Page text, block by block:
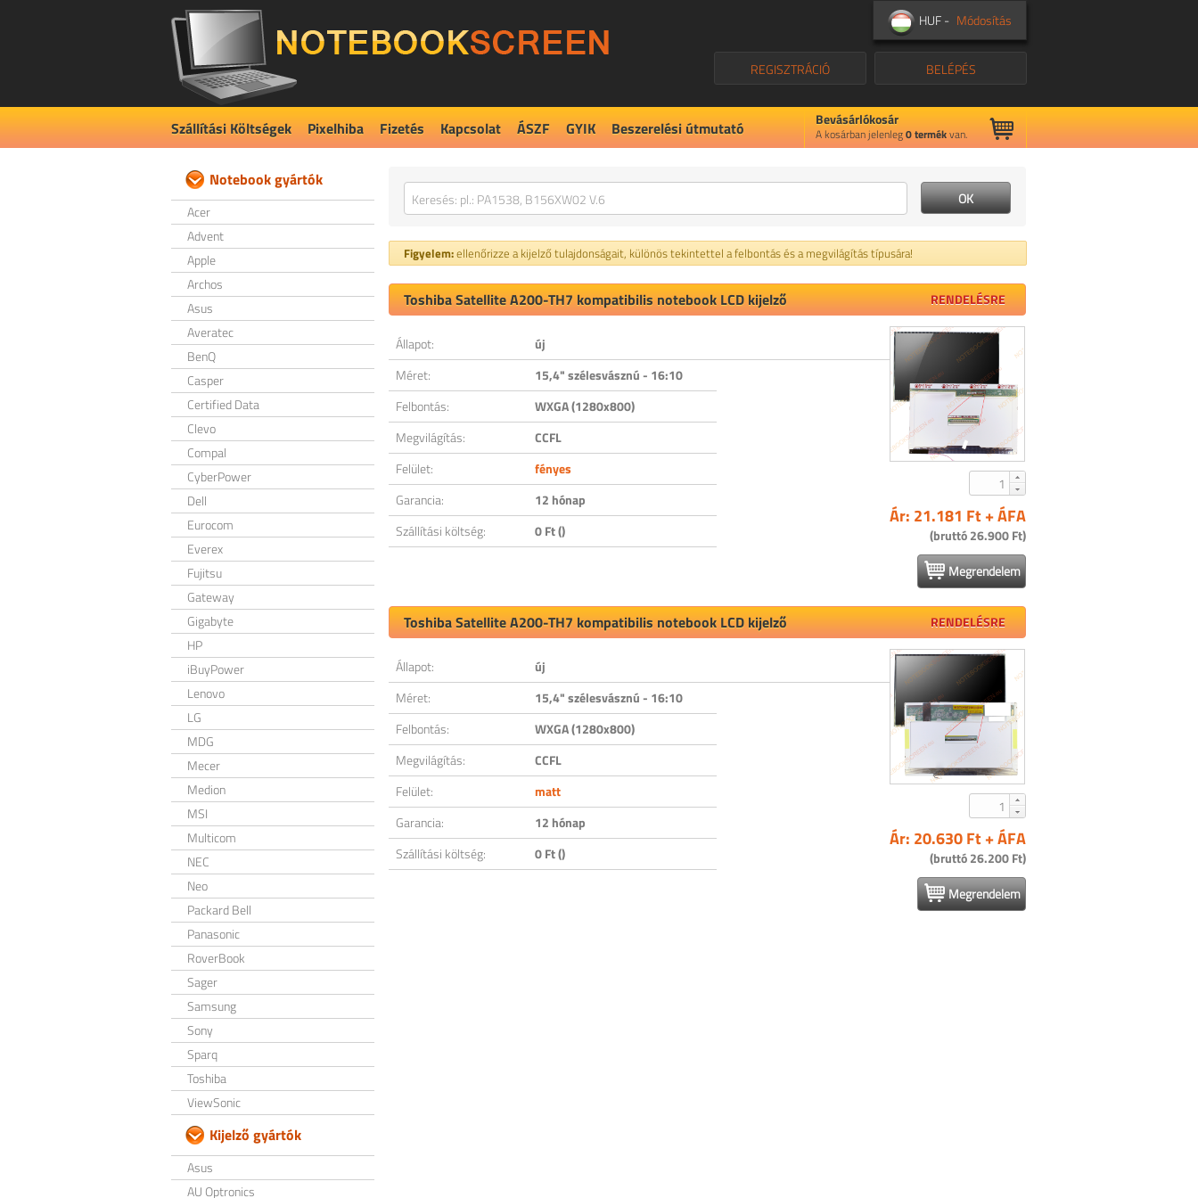
HUF - Módosítás
BELÉPÉS
REGISZTRÁCIÓ
Szállítási Költségek Pixelhiba Fizetés Kapcsolat ÁSZF GYIK Beszerelési útmutató Bevásárlókosár
A kosárban jelenleg0termékvan.
Notebook gyártók
Acer
Advent
Apple
Archos
Asus
Averatec
BenQ
Casper
Certified Data
Clevo
Compal
CyberPower
Dell
Eurocom
Everex
Fujitsu
Gateway
Gigabyte
HP
iBuyPower
Lenovo
LG
MDG
Mecer
Medion
MSI
Multicom
NEC
Neo
Packard Bell
Panasonic
RoverBook
Sager
Samsung
Sony
Sparq
Toshiba
ViewSonic
Kijelző gyártók
Asus
AU Optronics
Figyelem:ellenőrizze a kijelző tulajdonságait, különös tekintettel a felbontás és a megvilágítás típusára!
Toshiba Satellite A200-TH7 kompatibilis notebook LCD kijelző RENDELÉSRE
Állapot:
új
Méret:
15,4" szélesvásznú - 16:10
Felbontás:
WXGA (1280x800)
Megvilágítás:
CCFL
Felület:
fényes
Garancia:
12 hónap
Szállítási költség:
0 Ft ()
Ár: 21.181 Ft + ÁFA
(bruttó 26.900 Ft)
Megrendelem
Toshiba Satellite A200-TH7 kompatibilis notebook LCD kijelző RENDELÉSRE
Állapot:
új
Méret:
15,4" szélesvásznú - 16:10
Felbontás:
WXGA (1280x800)
Megvilágítás:
CCFL
Felület:
matt
Garancia:
12 hónap
Szállítási költség:
0 Ft ()
Ár: 20.630 Ft + ÁFA
(bruttó 26.200 Ft)
Megrendelem